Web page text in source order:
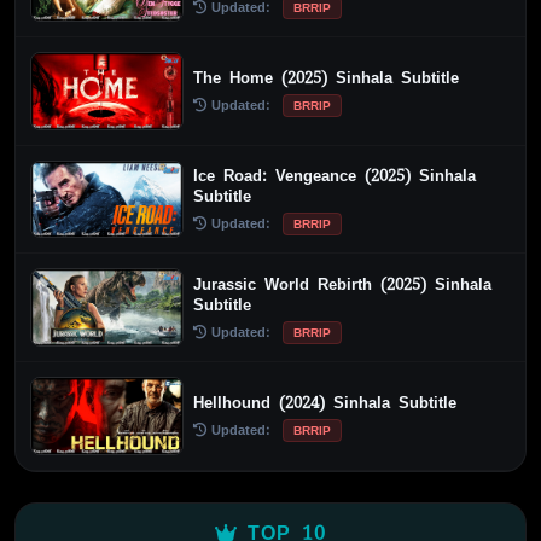
Updated: BRRIP
The Home (2025) Sinhala Subtitle
Updated: BRRIP
Ice Road: Vengeance (2025) Sinhala
Subtitle
Updated: BRRIP
Jurassic World Rebirth (2025) Sinhala
Subtitle
Updated: BRRIP
Hellhound (2024) Sinhala Subtitle
Updated: BRRIP
TOP 10